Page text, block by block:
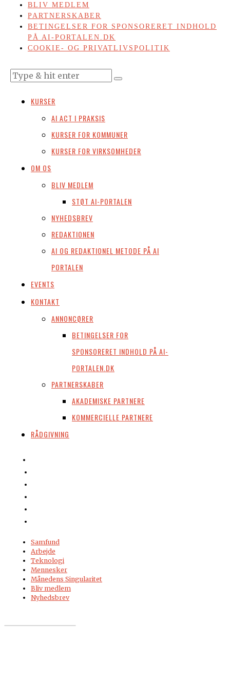
BLIV MEDLEM
PARTNERSKABER
BETINGELSER FOR SPONSORERET INDHOLD
PÅ AI-PORTALEN.DK
COOKIE- OG PRIVATLIVSPOLITIK
KURSER
AI ACT I PRAKSIS
KURSER FOR KOMMUNER
KURSER FOR VIRKSOMHEDER
OM OS
BLIV MEDLEM
STØT AI-PORTALEN
NYHEDSBREV
REDAKTIONEN
AI OG REDAKTIONEL METODE PÅ AI
PORTALEN
EVENTS
KONTAKT
ANNONCØRER
BETINGELSER FOR
SPONSORERET INDHOLD PÅ AI-
PORTALEN.DK
PARTNERSKABER
AKADEMISKE PARTNERE
KOMMERCIELLE PARTNERE
RÅDGIVNING
Samfund
Arbejde
Teknologi
Mennesker
Månedens Singularitet
Bliv medlem
Nyhedsbrev